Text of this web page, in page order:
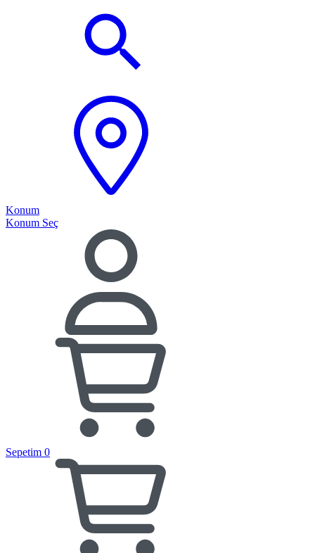
Konum
Konum Seç
Sepetim 0